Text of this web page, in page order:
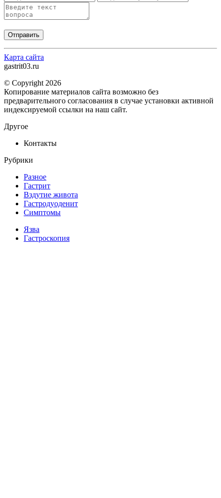
Карта сайта
gastrit03.ru
© Copyright 2026
Копирование материалов сайта возможно без
предварительного согласования в случае установки активной
индексируемой ссылки на наш сайт.
Другое
Контакты
Рубрики
Разное
Гастрит
Вздутие живота
Гастродуоденит
Симптомы
Язва
Гастроскопия